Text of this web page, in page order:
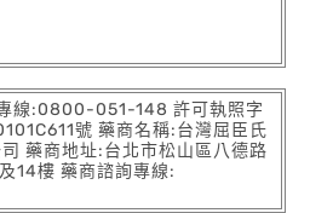
線:0800-051-148 許可執照字
號 藥商名稱:台灣屈臣氏
藥商地址:台北市松山區八德路
14樓 藥商諮詢專線: